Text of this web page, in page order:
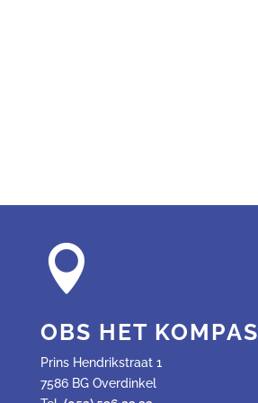

OBS HET KOMPAS
Prins Hendrikstraat 1
7586 BG Overdinkel